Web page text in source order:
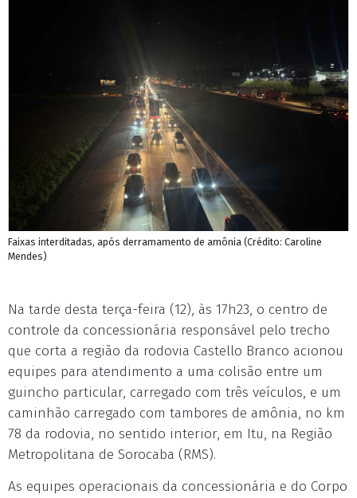
Faixas interditadas, após derramamento de amônia (Crédito: Caroline
Mendes)
Na tarde desta terça-feira (12), às 17h23, o centro de
controle da concessionária responsável pelo trecho
que corta a região da rodovia Castello Branco acionou
equipes para atendimento a uma colisão entre um
guincho particular, carregado com três veículos, e um
caminhão carregado com tambores de amônia, no km
78 da rodovia, no sentido interior, em Itu, na Região
Metropolitana de Sorocaba (RMS).
As equipes operacionais da concessionária e do Corpo